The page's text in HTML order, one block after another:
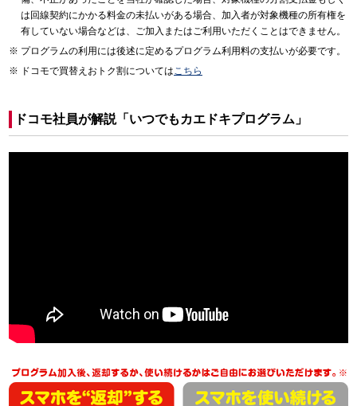
は回線契約にかかる料金の未払いがある場合、加入者が対象機種の所有権を
有していない場合などは、ご加入またはご利用いただくことはできません。
プログラムの利用には後述に定めるプログラム利用料の支払いが必要です。
ドコモで買替えおトク割についてはこちら
ドコモ社員が解説「いつでもカエドキプログラム」